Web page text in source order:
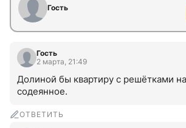
Гость
Гость
2 марта, 21:49
Долиной бы квартиру с решётками
содеянное.
ОТВЕТИТЬ